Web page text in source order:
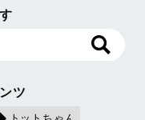
ツ